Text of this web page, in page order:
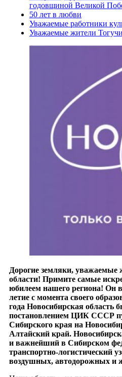
годовщиной Великой
50 лет в любви
Уважаемые работники
Уважаемые жители
Дорогие земляки, уважаемые
области! Примите самые
юбилеем нашего региона! Он
летие с момента своего
года Новосибирская область
постановлением ЦИК СССР
Сибирского края на
Алтайский край.
и важнейший в Сибирском
транспортно-логистический
воздушных, автодорожных и